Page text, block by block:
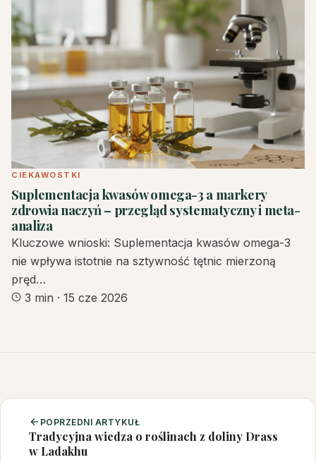
CIEKAWOSTKI
Suplementacja kwasów omega-3 a markery
zdrowia naczyń – przegląd systematyczny i meta-
analiza
Kluczowe wnioski: Suplementacja kwasów omega-3
nie wpływa istotnie na sztywność tętnic mierzoną
pręd…
3 min · 15 cze 2026
POPRZEDNI ARTYKUŁ
Tradycyjna wiedza o roślinach z doliny Drass
w Ladakhu